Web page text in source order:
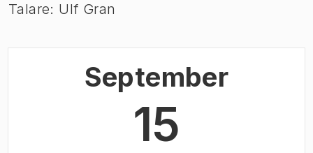
Talare: Ulf Gran
September
15